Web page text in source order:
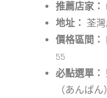
推薦店家：
地址： 荃灣
價格區間：
55
必點選單：
（あんぱ